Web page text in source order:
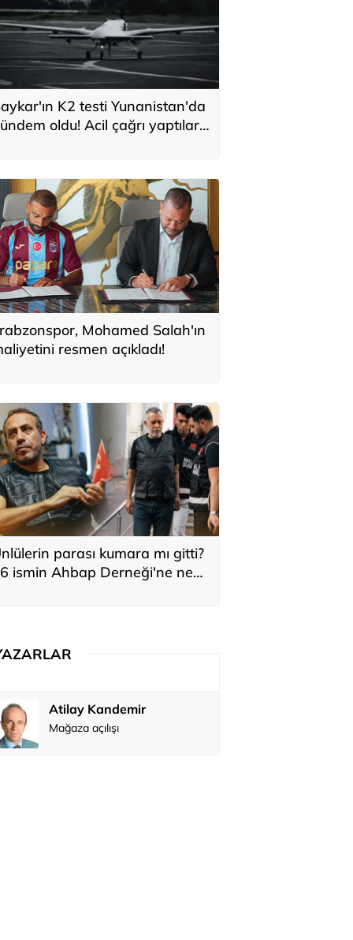
K2 testi Yunanistan'da
oldu! Acil çağrı yaptılar...
Mohamed Salah'ın
resmen açıkladı!
parası kumara mı gitti?
ismin Ahbap Derneği'ne ne
Atilay Kandemir
Mağaza açılışı